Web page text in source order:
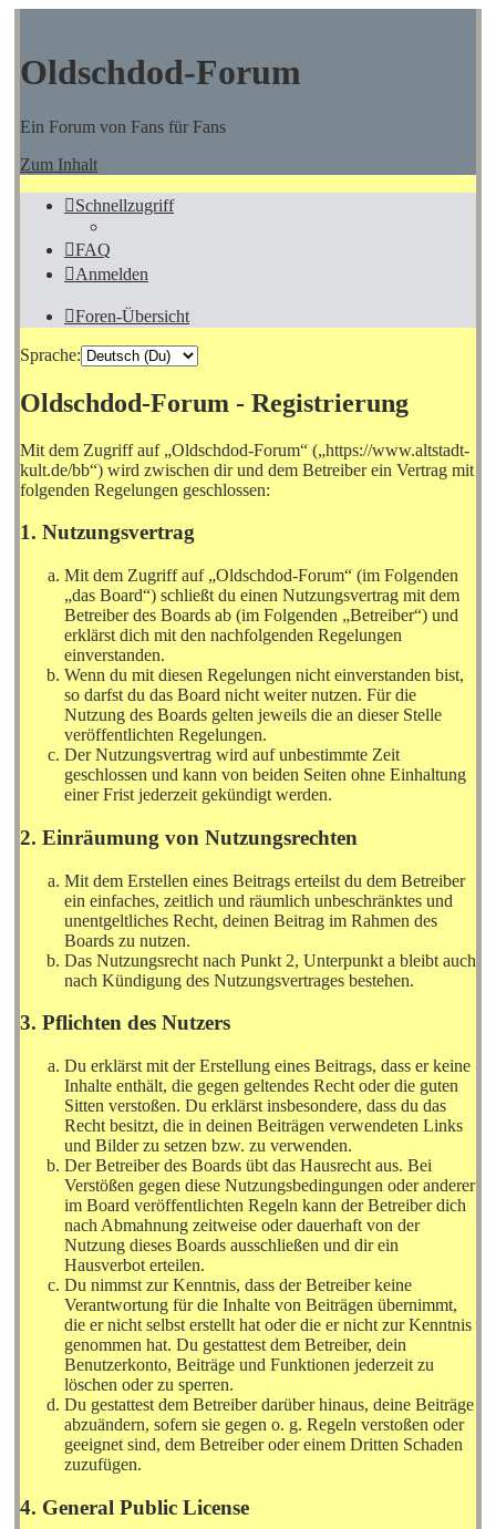
Oldschdod-Forum
Ein Forum von Fans für Fans
Zum Inhalt
Schnellzugriff
FAQ
Anmelden
Foren-Übersicht
Sprache:
Oldschdod-Forum - Registrierung
Mit dem Zugriff auf „Oldschdod-Forum“ („https://www.altstadt-
kult.de/bb“) wird zwischen dir und dem Betreiber ein Vertrag mit
folgenden Regelungen geschlossen:
1. Nutzungsvertrag
Mit dem Zugriff auf „Oldschdod-Forum“ (im Folgenden
„das Board“) schließt du einen Nutzungsvertrag mit dem
Betreiber des Boards ab (im Folgenden „Betreiber“) und
erklärst dich mit den nachfolgenden Regelungen
einverstanden.
Wenn du mit diesen Regelungen nicht einverstanden bist,
so darfst du das Board nicht weiter nutzen. Für die
Nutzung des Boards gelten jeweils die an dieser Stelle
veröffentlichten Regelungen.
Der Nutzungsvertrag wird auf unbestimmte Zeit
geschlossen und kann von beiden Seiten ohne Einhaltung
einer Frist jederzeit gekündigt werden.
2. Einräumung von Nutzungsrechten
Mit dem Erstellen eines Beitrags erteilst du dem Betreiber
ein einfaches, zeitlich und räumlich unbeschränktes und
unentgeltliches Recht, deinen Beitrag im Rahmen des
Boards zu nutzen.
Das Nutzungsrecht nach Punkt 2, Unterpunkt a bleibt auch
nach Kündigung des Nutzungsvertrages bestehen.
3. Pflichten des Nutzers
Du erklärst mit der Erstellung eines Beitrags, dass er keine
Inhalte enthält, die gegen geltendes Recht oder die guten
Sitten verstoßen. Du erklärst insbesondere, dass du das
Recht besitzt, die in deinen Beiträgen verwendeten Links
und Bilder zu setzen bzw. zu verwenden.
Der Betreiber des Boards übt das Hausrecht aus. Bei
Verstößen gegen diese Nutzungsbedingungen oder anderer
im Board veröffentlichten Regeln kann der Betreiber dich
nach Abmahnung zeitweise oder dauerhaft von der
Nutzung dieses Boards ausschließen und dir ein
Hausverbot erteilen.
Du nimmst zur Kenntnis, dass der Betreiber keine
Verantwortung für die Inhalte von Beiträgen übernimmt,
die er nicht selbst erstellt hat oder die er nicht zur Kenntnis
genommen hat. Du gestattest dem Betreiber, dein
Benutzerkonto, Beiträge und Funktionen jederzeit zu
löschen oder zu sperren.
Du gestattest dem Betreiber darüber hinaus, deine Beiträge
abzuändern, sofern sie gegen o. g. Regeln verstoßen oder
geeignet sind, dem Betreiber oder einem Dritten Schaden
zuzufügen.
4. General Public License